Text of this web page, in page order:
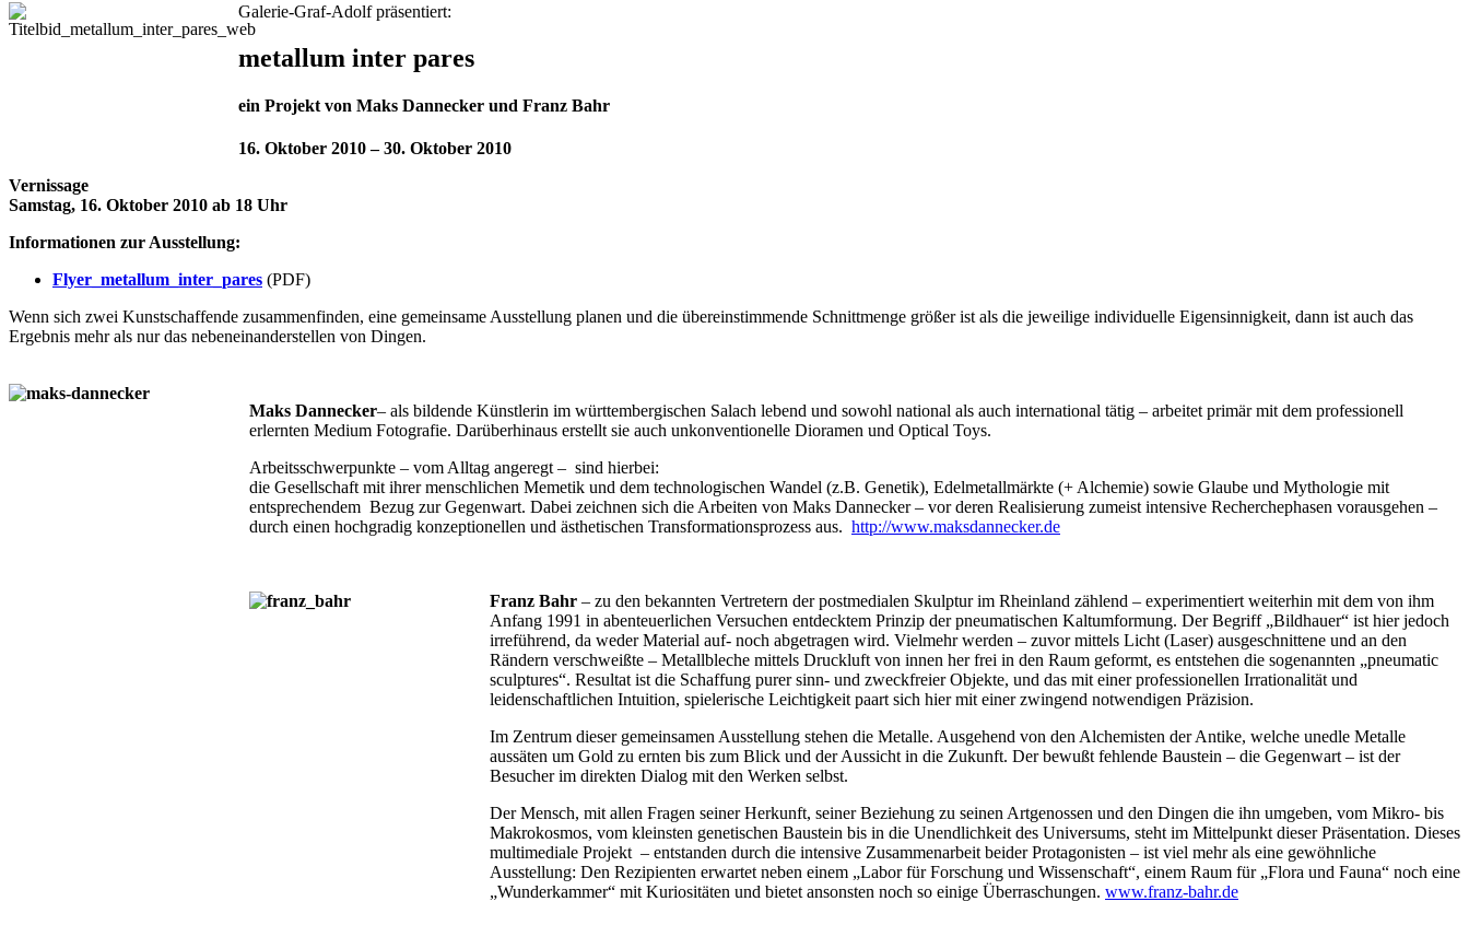
Galerie-Graf-Adolf präsentiert:
metallum inter pares
ein Projekt von Maks Dannecker und Franz Bahr
16. Oktober 2010 – 30. Oktober 2010
Vernissage
Samstag, 16. Oktober 2010 ab 18 Uhr
Informationen zur Ausstellung:
Flyer_metallum_inter_pares (PDF)
Wenn sich zwei Kunstschaffende zusammenfinden, eine gemeinsame Ausstellung planen und die übereinstimmende Schnittmenge größer ist als die jeweilige individuelle Eigensinnigkeit, dann ist auch das
Ergebnis mehr als nur das nebeneinanderstellen von Dingen.
Maks Dannecker– als bildende Künstlerin im württembergischen Salach lebend und sowohl national als auch international tätig – arbeitet primär mit dem professionell
erlernten Medium Fotografie. Darüberhinaus erstellt sie auch unkonventionelle Dioramen und Optical Toys.
Arbeitsschwerpunkte – vom Alltag angeregt – sind hierbei:
die Gesellschaft mit ihrer menschlichen Memetik und dem technologischen Wandel (z.B. Genetik), Edelmetallmärkte (+ Alchemie) sowie Glaube und Mythologie mit
entsprechendem Bezug zur Gegenwart. Dabei zeichnen sich die Arbeiten von Maks Dannecker – vor deren Realisierung zumeist intensive Recherchephasen vorausgehen –
durch einen hochgradig konzeptionellen und ästhetischen Transformationsprozess aus. http://www.maksdannecker.de
Franz Bahr – zu den bekannten Vertretern der postmedialen Skulptur im Rheinland zählend – experimentiert weiterhin mit dem von ihm
Anfang 1991 in abenteuerlichen Versuchen entdecktem Prinzip der pneumatischen Kaltumformung. Der Begriff „Bildhauer“ ist hier jedoch
irreführend, da weder Material auf- noch abgetragen wird. Vielmehr werden – zuvor mittels Licht (Laser) ausgeschnittene und an den
Rändern verschweißte – Metallbleche mittels Druckluft von innen her frei in den Raum geformt, es entstehen die sogenannten „pneumatic
sculptures“. Resultat ist die Schaffung purer sinn- und zweckfreier Objekte, und das mit einer professionellen Irrationalität und
leidenschaftlichen Intuition, spielerische Leichtigkeit paart sich hier mit einer zwingend notwendigen Präzision.
Im Zentrum dieser gemeinsamen Ausstellung stehen die Metalle. Ausgehend von den Alchemisten der Antike, welche unedle Metalle
aussäten um Gold zu ernten bis zum Blick und der Aussicht in die Zukunft. Der bewußt fehlende Baustein – die Gegenwart – ist der
Besucher im direkten Dialog mit den Werken selbst.
Der Mensch, mit allen Fragen seiner Herkunft, seiner Beziehung zu seinen Artgenossen und den Dingen die ihn umgeben, vom Mikro- bis
Makrokosmos, vom kleinsten genetischen Baustein bis in die Unendlichkeit des Universums, steht im Mittelpunkt dieser Präsentation. Dieses
multimediale Projekt – entstanden durch die intensive Zusammenarbeit beider Protagonisten – ist viel mehr als eine gewöhnliche
Ausstellung: Den Rezipienten erwartet neben einem „Labor für Forschung und Wissenschaft“, einem Raum für „Flora und Fauna“ noch eine
„Wunderkammer“ mit Kuriositäten und bietet ansonsten noch so einige Überraschungen. www.franz-bahr.de